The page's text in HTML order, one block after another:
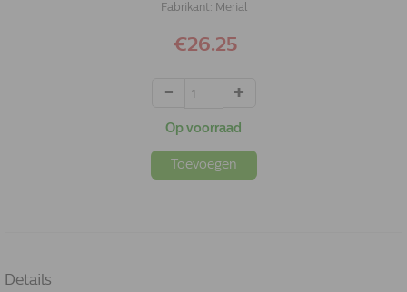
Fabrikant: Merial
€26.25
Op voorraad
Toevoegen
Details